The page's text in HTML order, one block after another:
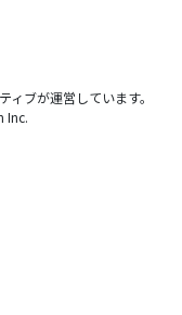
ブが運営しています。
Inc.